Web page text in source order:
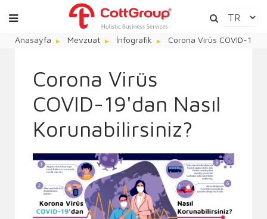
Anasayfa Mevzuat İnfografik Corona Virüs COVID-
Corona Virüs
COVID-19'dan Nasıl
Korunabilirsiniz?